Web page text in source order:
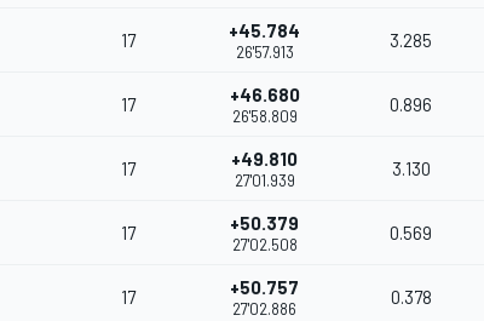
17 +45.784
26'57.913
3.285
17 +46.680
26'58.809
0.896
17 +49.810
27'01.939
3.130
17 +50.379
27'02.508
0.569
17 +50.757
27'02.886
0.378